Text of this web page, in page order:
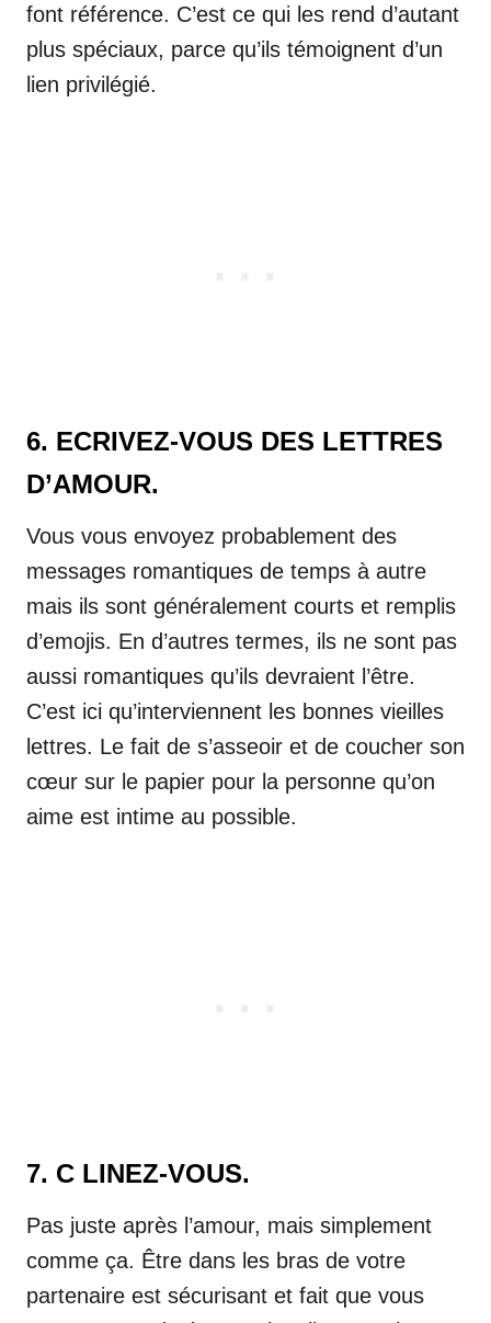
font référence. C’est ce qui les rend d’autant
plus spéciaux, parce qu’ils témoignent d’un
lien privilégié.
6. ECRIVEZ-VOUS DES LETTRES
D’AMOUR.
Vous vous envoyez probablement des
messages romantiques de temps à autre
mais ils sont généralement courts et remplis
d’emojis. En d’autres termes, ils ne sont pas
aussi romantiques qu’ils devraient l’être.
C’est ici qu’interviennent les bonnes vieilles
lettres. Le fait de s’asseoir et de coucher son
cœur sur le papier pour la personne qu’on
aime est intime au possible.
7. C LINEZ-VOUS.
Pas juste après l’amour, mais simplement
comme ça. Être dans les bras de votre
partenaire est sécurisant et fait que vous